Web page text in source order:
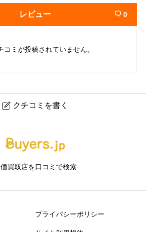
レビュー  0
コミが投稿されていません。
 クチコミを書く
買取店を口コミで検索
プライバシーポリシー